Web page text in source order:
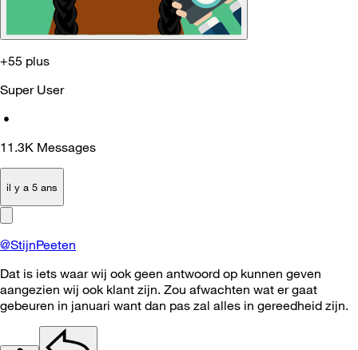
+55 plus
Super User
•
11.3K Messages
il y a 5 ans
@StijnPeeten
Dat is iets waar wij ook geen antwoord op kunnen geven
aangezien wij ook klant zijn. Zou afwachten wat er gaat
gebeuren in januari want dan pas zal alles in gereedheid zijn.